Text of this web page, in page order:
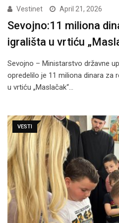
Vestinet April 21, 2026
Sevojno:11 miliona
igrališta u vrtiću
Sevojno – Ministarstvo državne
opredelilo je 11 miliona dinara za
u vrtiću „Maslačak“…
VESTI